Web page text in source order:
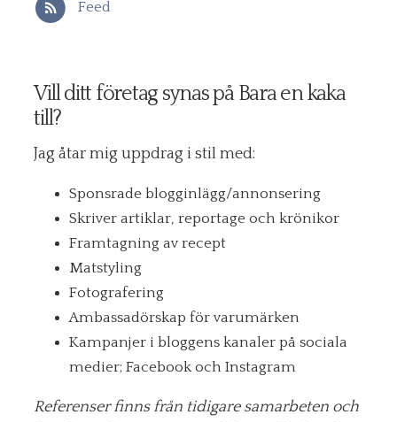
Feed
Vill ditt företag synas på Bara en kaka
till?
Jag åtar mig uppdrag i stil med:
Sponsrade blogginlägg/annonsering
Skriver artiklar, reportage och krönikor
Framtagning av recept
Matstyling
Fotografering
Ambassadörskap för varumärken
Kampanjer i bloggens kanaler på sociala
medier; Facebook och Instagram
Referenser finns från tidigare samarbeten och